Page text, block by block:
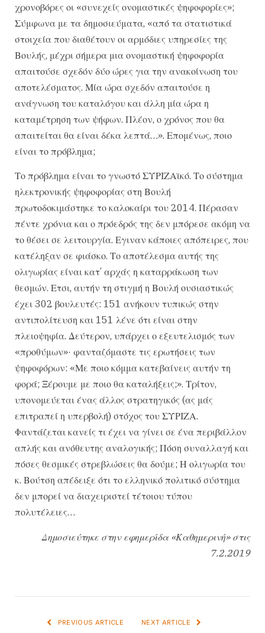
χρονοβόρες οι «συνεχείς ονομαστικές ψηφοφορίες»;
Σύμφωνα με τα δημοσιεύματα, «από τα στατιστικά
στοιχεία που διαθέτουν οι αρμόδιες υπηρεσίες της
Βουλής, μέχρι σήμερα μια ονομαστική ψηφοφορία
απαιτούσε σχεδόν δύο ώρες για την ανακοίνωση του
αποτελέσματος. Μία ώρα σχεδόν απαιτούσε η
ανάγνωση του καταλόγου και άλλη μία ώρα η
καταμέτρηση των ψήφων. Πλέον, ο χρόνος που θα
απαιτείται θα είναι δέκα λεπτά…». Επομένως, ποιο
είναι το πρόβλημα;
Το πρόβλημα είναι το γνωστό ΣΥΡΙΖΑϊκό. Το σύστημα
ηλεκτρονικής ψηφοφορίας στη Βουλή
πρωτοδοκιμάστηκε το καλοκαίρι του 2014. Πέρασαν
πέντε χρόνια και ο πρόεδρός της δεν μπόρεσε ακόμη να
το θέσει σε λειτουργία. Εγιναν κάποιες απόπειρες, που
κατέληξαν σε φιάσκο. Το αποτέλεσμα αυτής της
ολιγωρίας είναι κατ’ αρχάς η καταρράκωση των
θεσμών. Ετσι, αυτήν τη στιγμή η Βουλή ουσιαστικώς
έχει 302 βουλευτές: 151 ανήκουν τυπικώς στην
αντιπολίτευση και 151 λένε ότι είναι στην
πλειοψηφία. Δεύτερον, υπάρχει ο εξευτελισμός των
«προθύμων»· φανταζόμαστε τις ερωτήσεις των
ψηφοφόρων: «Με ποιο κόμμα κατεβαίνεις αυτήν τη
φορά; Ξέρουμε με ποιο θα καταλήξεις;». Τρίτον,
υπονομεύεται ένας άλλος στρατηγικός (ας μάς
επιτραπεί η υπερβολή) στόχος του ΣΥΡΙΖΑ.
Φαντάζεται κανείς τι έχει να γίνει σε ένα περιβάλλον
απλής και ανόθευτης αναλογικής; Πόση συναλλαγή και
πόσες θεσμικές στρεβλώσεις θα δούμε; Η ολιγωρία του
κ. Βούτση απέδειξε ότι το ελληνικό πολιτικό σύστημα
δεν μπορεί να διαχειριστεί τέτοιου τύπου
πολυτέλειες…
Δημοσιεύτηκε στην εφημερίδα «Καθημερινή» στις
7.2.2019
PREVIOUS ARTICLE NEXT ARTICLE